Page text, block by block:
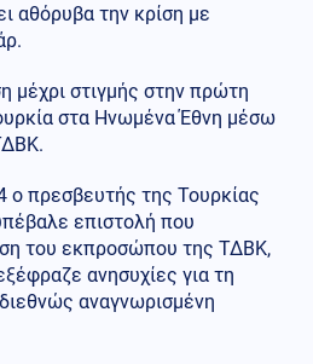
αθόρυβα την κρίση με
μέχρι στιγμής στην πρώτη
στα Ηνωμένα Έθνη μέσω
ο πρεσβευτής της Τουρκίας
επιστολή που
του εκπροσώπου της ΤΔΒΚ,
ανησυχίες για τη
αναγνωρισμένη